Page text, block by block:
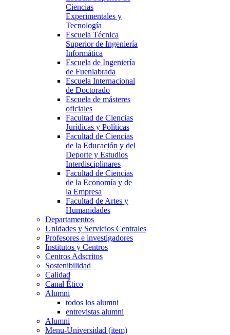
Ciencias
Experimentales y
Tecnología
Escuela Técnica
Superior de Ingeniería
Informática
Escuela de Ingeniería
de Fuenlabrada
Escuela Internacional
de Doctorado
Escuela de másteres
oficiales
Facultad de Ciencias
Jurídicas y Políticas
Facultad de Ciencias
de la Educación y del
Deporte y Estudios
Interdisciplinares
Facultad de Ciencias
de la Economía y de
la Empresa
Facultad de Artes y
Humanidades
Departamentos
Unidades y Servicios Centrales
Profesores e investigadores
Institutos y Centros
Centros Adscritos
Sostenibilidad
Calidad
Canal Ético
Alumni
todos los alumni
entrevistas alumni
Alumni
Menu-Universidad (item)